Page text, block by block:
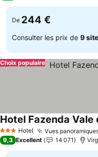
De 244 €
Consulter les prix de 9
Choix populaire
3 ÉtoilesHotel Vues
Hotel Fazenda
9,3 Excellent 14 071